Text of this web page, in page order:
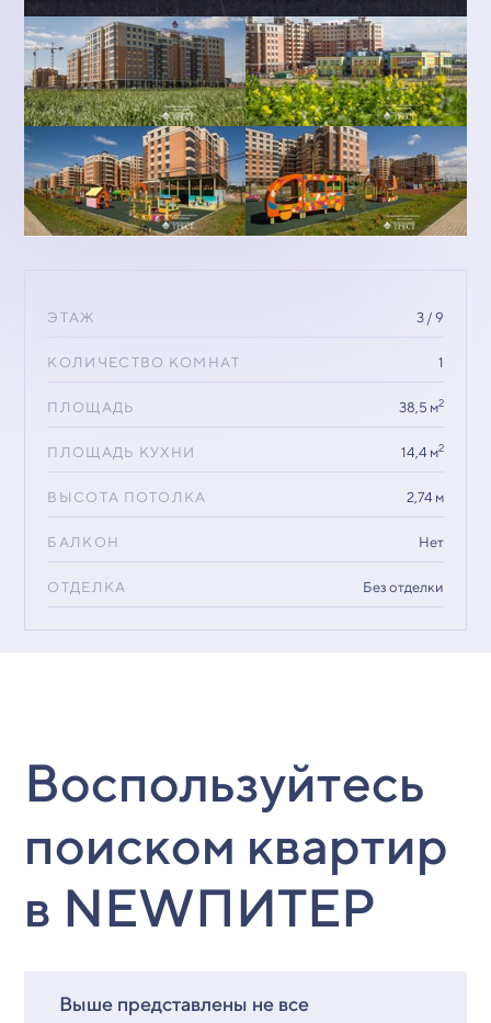
ЭТАЖ 3 / 9
КОЛИЧЕСТВО КОМНАТ 1
ПЛОЩАДЬ 38,5 м2
ПЛОЩАДЬ КУХНИ 14,4 м2
ВЫСОТА ПОТОЛКА 2,74 м
БАЛКОН Нет
ОТДЕЛКА Без отделки
Воспользуйтесь
поиском квартир
в NEWПИТЕР
Выше представлены не все